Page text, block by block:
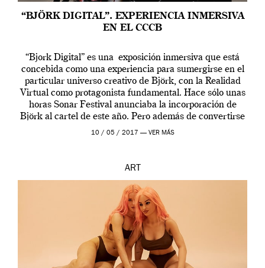
“BJÖRK DIGITAL”. EXPERIENCIA INMERSIVA
EN EL CCCB
“Bjork Digital” es una exposición inmersiva que está
concebida como una experiencia para sumergirse en el
particular universo creativo de Björk, con la Realidad
Virtual como protagonista fundamental. Hace sólo unas
horas Sonar Festival anunciaba la incorporación de
Björk al cartel de este año. Pero además de convertirse
en una de las actuaciones más relevantes […]
10 / 05 / 2017 — VER MÁS
ART